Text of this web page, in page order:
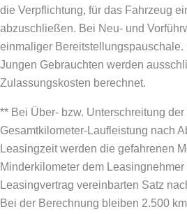
die Verpflichtung, für das Fahrzeug
abzuschließen. Bei Neu- und
einmaliger Bereitstellungspauschale.
Jungen Gebrauchten werden
Zulassungskosten berechnet.
** Bei Über- bzw. Unterschreitung
Gesamtkilometer-Laufleistung nach
Leasingzeit werden die gefahrenen
Minderkilometer dem Leasingnehmer
Leasingvertrag vereinbarten Satz
Bei der Berechnung bleiben 2.500